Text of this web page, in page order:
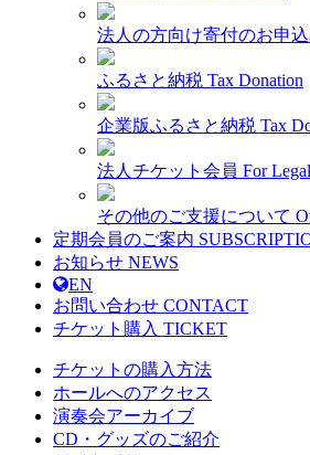
法人の方向け寄付のお申
ふるさと納税 Tax Donation
企業版ふるさと納税 Tax
法人チケット会員 For
その他のご支援について
定期会員のご案内
お知らせ NEWS
EN
お問い合わせ CONTACT
チケット購入 TICKET
チケットの購入方法
ホールへのアクセス
演奏会アーカイブ
CD・グッズのご紹介